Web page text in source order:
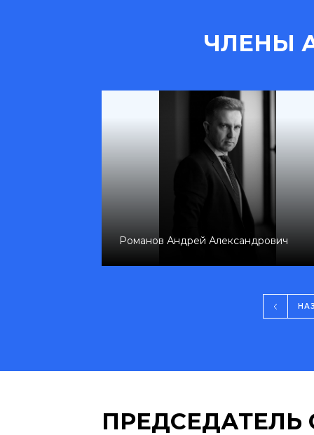
ЧЛЕНЫ
Присекина Наталья Геннадьевна
ПРЕДСЕДАТЕЛЬ